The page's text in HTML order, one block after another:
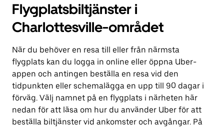
Flygplatsbiltjänster i
Charlottesville-området
När du behöver en resa till eller från närmsta
flygplats kan du logga in online eller öppna Uber-
appen och antingen beställa en resa vid den
tidpunkten eller schemalägga en upp till 90 dagar i
förväg. Välj namnet på en flygplats i närheten här
nedan för att läsa om hur du använder Uber för att
beställa biltjänster vid ankomster och avgångar. På